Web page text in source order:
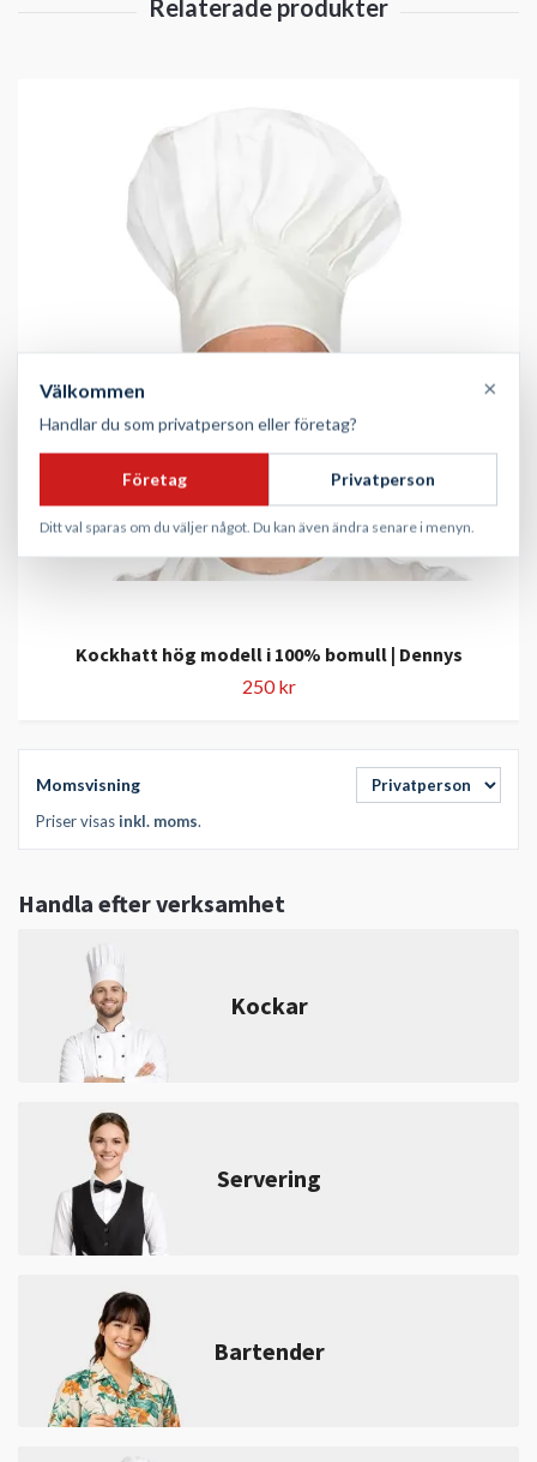
Momsvisning
Priser visasinkl. moms.
Handla efter verksamhet
Kockar
Servering
Bartender
Kockhatt hög modell i 100% bomull | Dennys
250 kr
Välkommen ×
Handlar du som privatperson eller företag?
Företag Privatperson
Ditt val sparas om du väljer något. Du kan även ändra senare i menyn.